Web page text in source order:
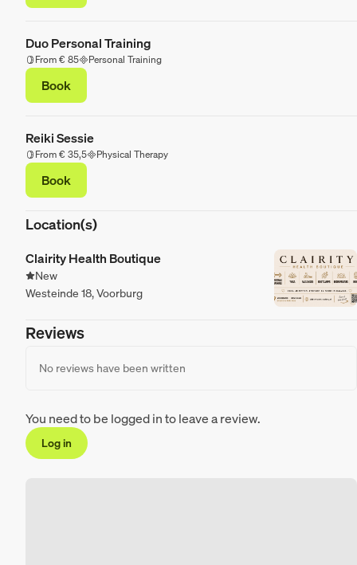
Duo Personal Training
From € 85 Personal Training
Book
Reiki Sessie
From € 35,5 Physical Therapy
Book
Location(s)
Clairity Health Boutique
New
Westeinde 18, Voorburg
Reviews
No reviews have been written
You need to be logged in to leave a review.
Log in